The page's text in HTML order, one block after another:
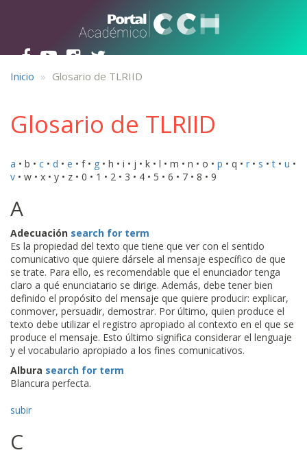
Inicio Glosario de TLRIID
Glosario de TLRIID
a • b • c • d • e • f • g • h • i • j • k • l • m • n • o • p • q • r • s •t • u •
v • w • x • y • z • 0 • 1 • 2 • 3 • 4 • 5 • 6 • 7 • 8 • 9
A
Adecuación search for term
Es la propiedad del texto que tiene que ver con el sentido
comunicativo que quiere dársele al mensaje específico de que
se trate. Para ello, es recomendable que el enunciador tenga
claro a qué enunciatario se dirige. Además, debe tener bien
definido el propósito del mensaje que quiere producir: explicar,
conmover, persuadir, demostrar. Por último, quien produce el
texto debe utilizar el registro apropiado al contexto en el que se
produce el mensaje. Esto último significa considerar el lenguaje
y el vocabulario apropiado a los fines comunicativos.
Albura search for term
Blancura perfecta.
subir
C